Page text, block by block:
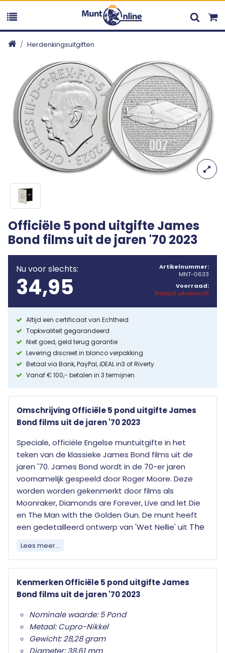
Herdenkingsuitgiften
Officiële 5 pond uitgifte James
Bond films uit de jaren '70 2023
Nu voor slechts:
34,95
Artikelnummer:
MNT-0633
Voorraad:
Product uitverkocht
Altijd een certificaat van Echtheid
Topkwaliteit gegarandeerd
Niet goed, geld terug garantie
Levering discreet in blanco verpakking
Betaal via Bank, PayPal, iDEAL in3 of Riverty
Vanaf € 100,- betalen in 3 termijnen
Omschrijving Officiële 5 pond uitgifte James
Bond films uit de jaren '70 2023
Speciale, officiële Engelse muntuitgifte in het
teken van de klassieke James Bond films uit de
jaren '70. James Bond wordt in de 70-er jaren
voornamelijk gespeeld door Roger Moore. Deze
worden worden gekenmerkt door films als
Moonraker, Diamonds are Forever, Live and let Die
en The Man with the Golden Gun. De munt heeft
een gedetailleerd ontwerp van 'Wet Nellie' uit The
De munt is verpakt in een thematische verpakking
Bond beschrijft.
Lees meer...
Kenmerken Officiële 5 pond uitgifte James
Bond films uit de jaren '70 2023
Nominale waarde: 5 Pond
Metaal: Cupro-Nikkel
Gewicht: 28,28 gram
Diameter: 38,61 mm